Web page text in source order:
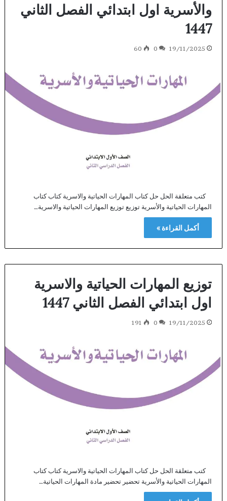
والأسرية اول ابتدائي الفصل الثاني
1447
19/11/2025
0
60
كتب متعلقة الحل حل كتاب المهارات الحياتية والاسرية كتاب كتاب
المهارات الحياتية والأسرية توزيع توزيع المهارات الحياتية والاسرية…
أكمل القراءة »
توزيع المهارات الحياتية والاسرية
اول ابتدائي الفصل الثاني 1447
19/11/2025
0
191
كتب متعلقة الحل حل كتاب المهارات الحياتية والاسرية كتاب كتاب
المهارات الحياتية والأسرية تحضير تحضير مادة المهارات الحياتية…